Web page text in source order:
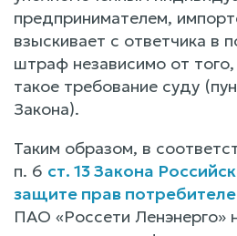
предпринимателем,
взыскивает с ответчика в
штраф независимо от того,
такое требование суду
Закона).
Таким образом, в
п. 6 ст. 13 Закона
защите прав
ПАО «Россети Ленэнерго»